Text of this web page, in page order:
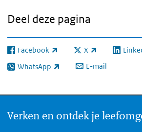
Deel deze pagina
Facebook
(externe link) X
(externe link)(externe
WhatsApp
(externe link) E-mail
Verken en ontdek je